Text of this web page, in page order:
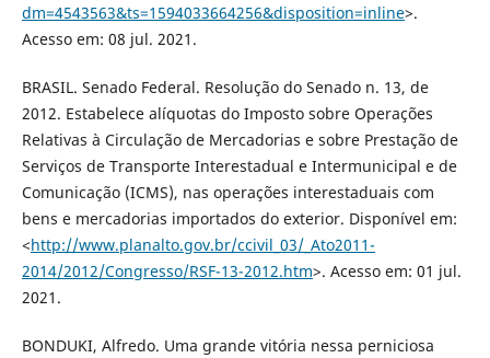
dm=4543563&ts=1594033664256&disposition=inline>.
Acesso em: 08 jul. 2021.
BRASIL. Senado Federal. Resolução do Senado n. 13, de
2012. Estabelece alíquotas do Imposto sobre Operações
Relativas à Circulação de Mercadorias e sobre Prestação de
Serviços de Transporte Interestadual e Intermunicipal e de
Comunicação (ICMS), nas operações interestaduais com
bens e mercadorias importados do exterior. Disponível em:
<http://www.planalto.gov.br/ccivil_03/_Ato2011-
2014/2012/Congresso/RSF-13-2012.htm>. Acesso em: 01 jul.
2021.
BONDUKI, Alfredo. Uma grande vitória nessa perniciosa